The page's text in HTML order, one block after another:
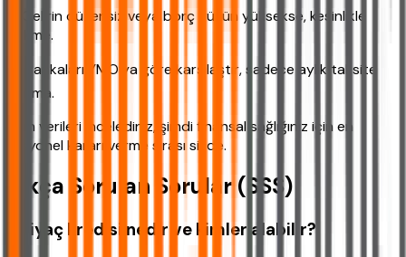
❌ Gelirin düzensiz veya borç yükün yüksekse, kesinlikle
çekme.
📊 Bankaları YMO’ya göre karşılaştır, sadece aylık taksite
bakma.
Tüm verileri incelediniz, şimdi finansal sağlığınız için en
rasyonel kararı verme sırası sizde.
Sıkça Sorulan Sorular (SSS)
İhtiyaç kredisi nedir ve kimler alabilir?